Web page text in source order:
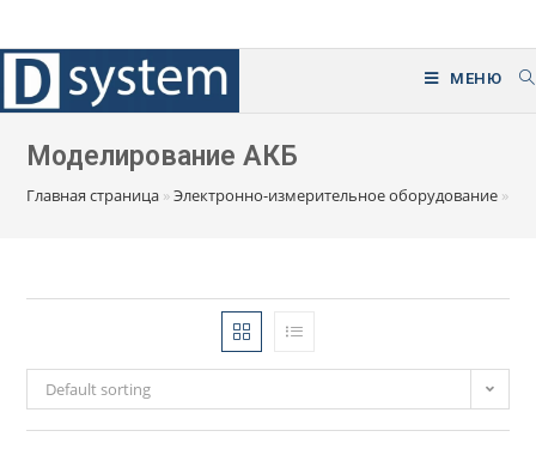
к
содержимому
МЕНЮ
Моделирование АКБ
Главная страница »Электронно-измерительное оборудование »
Default sorting